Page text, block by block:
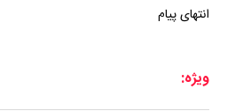
انتهای پیام
ویژه: